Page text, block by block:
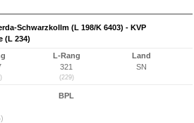
Schwarzkollm (L 198/K 6403) - KVP
(L 234)
L-Rang
321
(229)
Land
SN
BPL